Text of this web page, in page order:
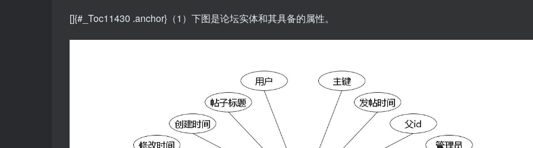
[]{#_Toc11430 .anchor}（1）下图是论坛实体和其具备的属性。